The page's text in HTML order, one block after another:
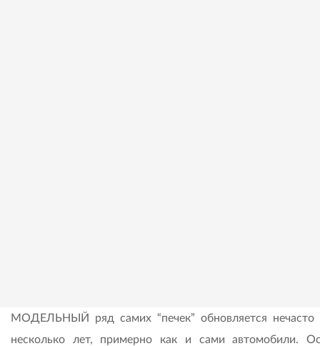
МОДЕЛЬНЫЙ ряд самих “печек” обновляется нечасто
несколько лет, примерно как и сами автомобили.